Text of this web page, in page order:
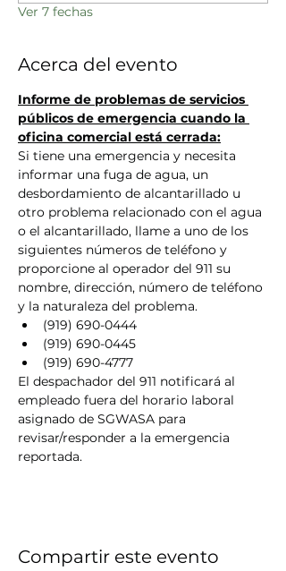
Ver 7 fechas
Acerca del evento
Informe de problemas de servicios
públicos de emergencia cuando la
oficina comercial está cerrada:
Si tiene una emergencia y necesita
informar una fuga de agua, un
desbordamiento de alcantarillado u
otro problema relacionado con el agua
o el alcantarillado, llame a uno de los
siguientes números de teléfono y
proporcione al operador del 911 su
nombre, dirección, número de teléfono
y la naturaleza del problema.
(919) 690-0444
(919) 690-0445
(919) 690-4777
El despachador del 911 notificará al
empleado fuera del horario laboral
asignado de SGWASA para
revisar/responder a la emergencia
reportada.
Compartir este evento